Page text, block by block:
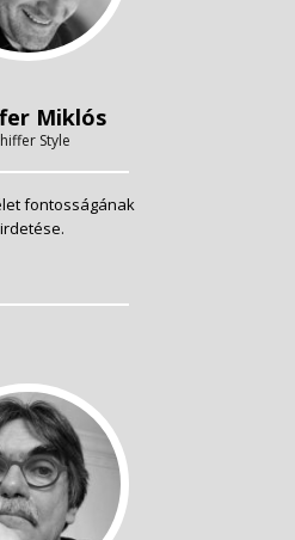
Miklós
Style
fontosságának